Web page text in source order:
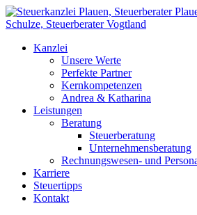
Kanzlei
Unsere Werte
Perfekte Partner
Kernkompetenzen
Andrea & Katharina
Leistungen
Beratung
Steuerberatung
Unternehmensberatung
Rechnungswesen- und
Karriere
Steuertipps
Kontakt